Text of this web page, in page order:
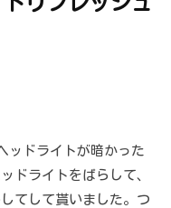
ッドライトが暗かった
ドライトをばらして、
てして貰いました。つ